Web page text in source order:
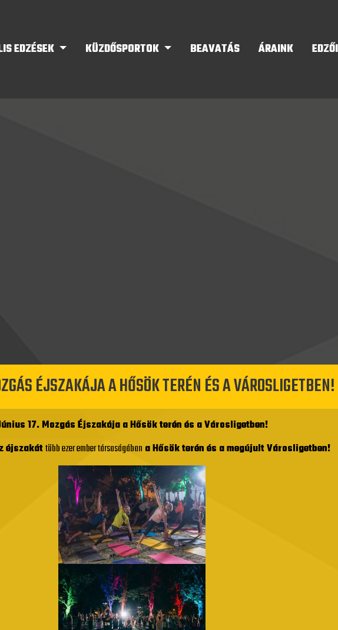
EDZÉSEK KÜZDŐSPORTOK BEAVATÁS ÁRAINK
ÉJSZAKÁJA A HŐSÖK TERÉN ÉS A VÁROSLIGETBEN!
17. Mozgás Éjszakája a Hősök terén és a Városligetben!
éjszakáttöbb ezer ember társaságában a Hősök terén és a megújult Városligetben!